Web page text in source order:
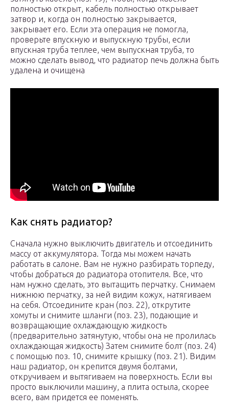
полностью открыт, кабель полностью открывает
затвор и, когда он полностью закрывается,
закрывает его. Если эта операция не помогла,
проверьте впускную и выпускную трубы, если
впускная труба теплее, чем выпускная труба, то
можно сделать вывод, что радиатор печь должна быть
удалена и очищена
Как снять радиатор?
Сначала нужно выключить двигатель и отсоединить
массу от аккумулятора. Тогда мы можем начать
работать в салоне. Вам не нужно разбирать торпеду,
чтобы добраться до радиатора отопителя. Все, что
нам нужно сделать, это вытащить перчатку. Снимаем
нижнюю перчатку, за ней видим кожух, натягиваем
на себя. Отсоедините кран (поз. 22), открутите
хомуты и снимите шланги (поз. 23), подающие и
возвращающие охлаждающую жидкость
(предварительно затянутую, чтобы она не пролилась
охлаждающая жидкость) Затем снимите болт (поз. 24)
с помощью поз. 10, снимите крышку (поз. 21). Видим
наш радиатор, он крепится двумя болтами,
откручиваем и вытягиваем на поверхность. Если вы
просто выключили машину, а плита остыла, скорее
всего, вам придется ее поменять.